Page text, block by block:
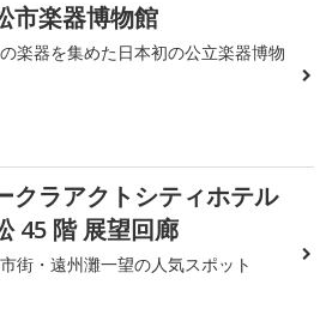
市楽器博物館
楽器を集めた日本初の公立楽器博物
クラアクトシティホテル
45 階 展望回廊
街・遠州灘一望の人気スポット